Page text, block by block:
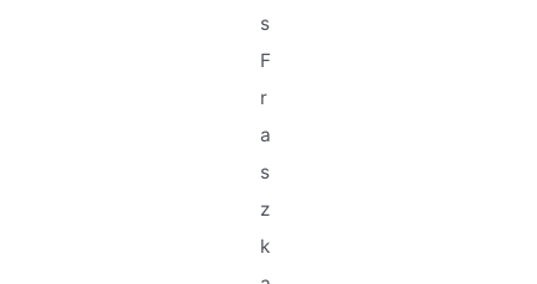
s
F
r
a
s
z
k